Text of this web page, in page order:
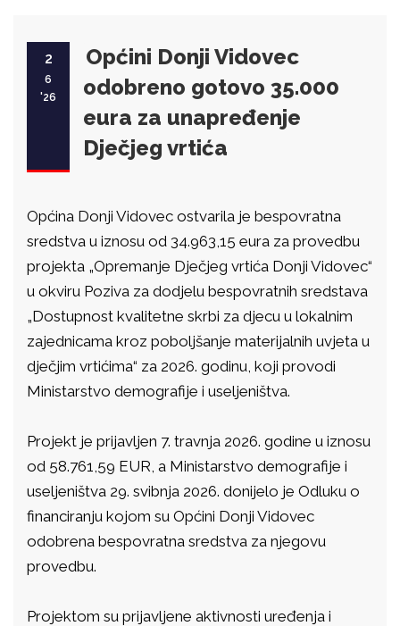
2
6
'26
Općini Donji Vidovec
odobreno gotovo 35.000
eura za unapređenje
Dječjeg vrtića
Općina Donji Vidovec ostvarila je bespovratna
sredstva u iznosu od 34.963,15 eura za provedbu
projekta „Opremanje Dječjeg vrtića Donji Vidovec“
u okviru Poziva za dodjelu bespovratnih sredstava
„Dostupnost kvalitetne skrbi za djecu u lokalnim
zajednicama kroz poboljšanje materijalnih uvjeta u
dječjim vrtićima“ za 2026. godinu, koji provodi
Ministarstvo demografije i useljeništva.
Projekt je prijavljen 7. travnja 2026. godine u iznosu
od 58.761,59 EUR, a Ministarstvo demografije i
useljeništva 29. svibnja 2026. donijelo je Odluku o
financiranju kojom su Općini Donji Vidovec
odobrena bespovratna sredstva za njegovu
provedbu.
Projektom su prijavljene aktivnosti uređenja i